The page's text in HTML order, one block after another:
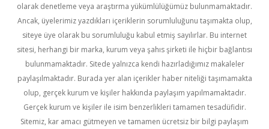
olarak denetleme veya araştırma yükümlülüğümüz bulunmamaktadır.
Ancak, üyelerimiz yazdıkları içeriklerin sorumluluğunu taşımakta olup,
siteye üye olarak bu sorumluluğu kabul etmiş sayılırlar. Bu internet
sitesi, herhangi bir marka, kurum veya şahıs şirketi ile hiçbir bağlantısı
bulunmamaktadır. Sitede yalnızca kendi hazırladığımız makaleler
paylaşılmaktadır. Burada yer alan içerikler haber niteliği taşımamakta
olup, gerçek kurum ve kişiler hakkında paylaşım yapılmamaktadır.
Gerçek kurum ve kişiler ile isim benzerlikleri tamamen tesadüfidir.
Sitemiz, kar amacı gütmeyen ve tamamen ücretsiz bir bilgi paylaşım